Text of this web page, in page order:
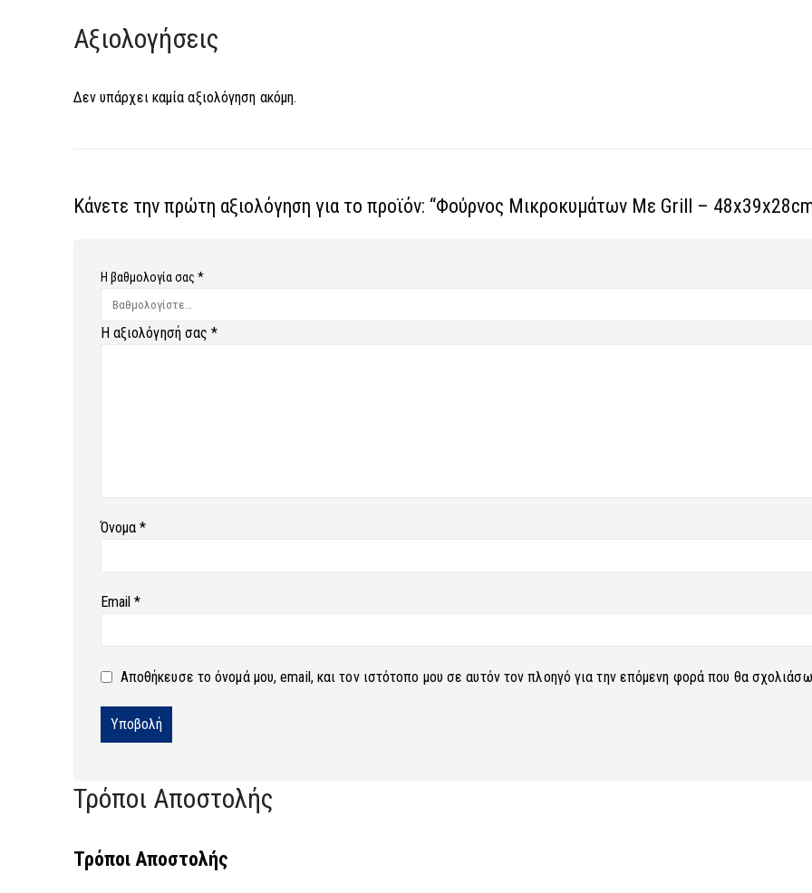
Αξιολογήσεις
Δεν υπάρχει καμία αξιολόγηση ακόμη.
Κάνετε την πρώτη αξιολόγηση για το προϊόν: “Φούρνος Μικροκυμάτων Με Grill –
Η βαθμολογία σας *
Η αξιολόγησή σας*
Όνομα*
Email*
Αποθήκευσε το όνομά μου, email, και τον ιστότοπο μου σε αυτόν τον πλοηγό για την επόμενη φορά που θα
Τρόποι Αποστολής
Τρόποι Αποστολής